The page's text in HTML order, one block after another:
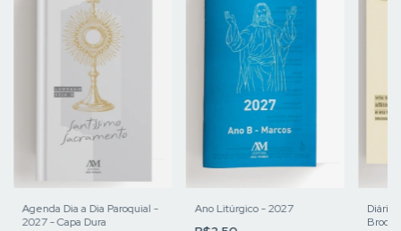
Agenda Dia a Dia Paroquial -
2027 - Capa Dura
Ano Litúrgico - 2027
Diário